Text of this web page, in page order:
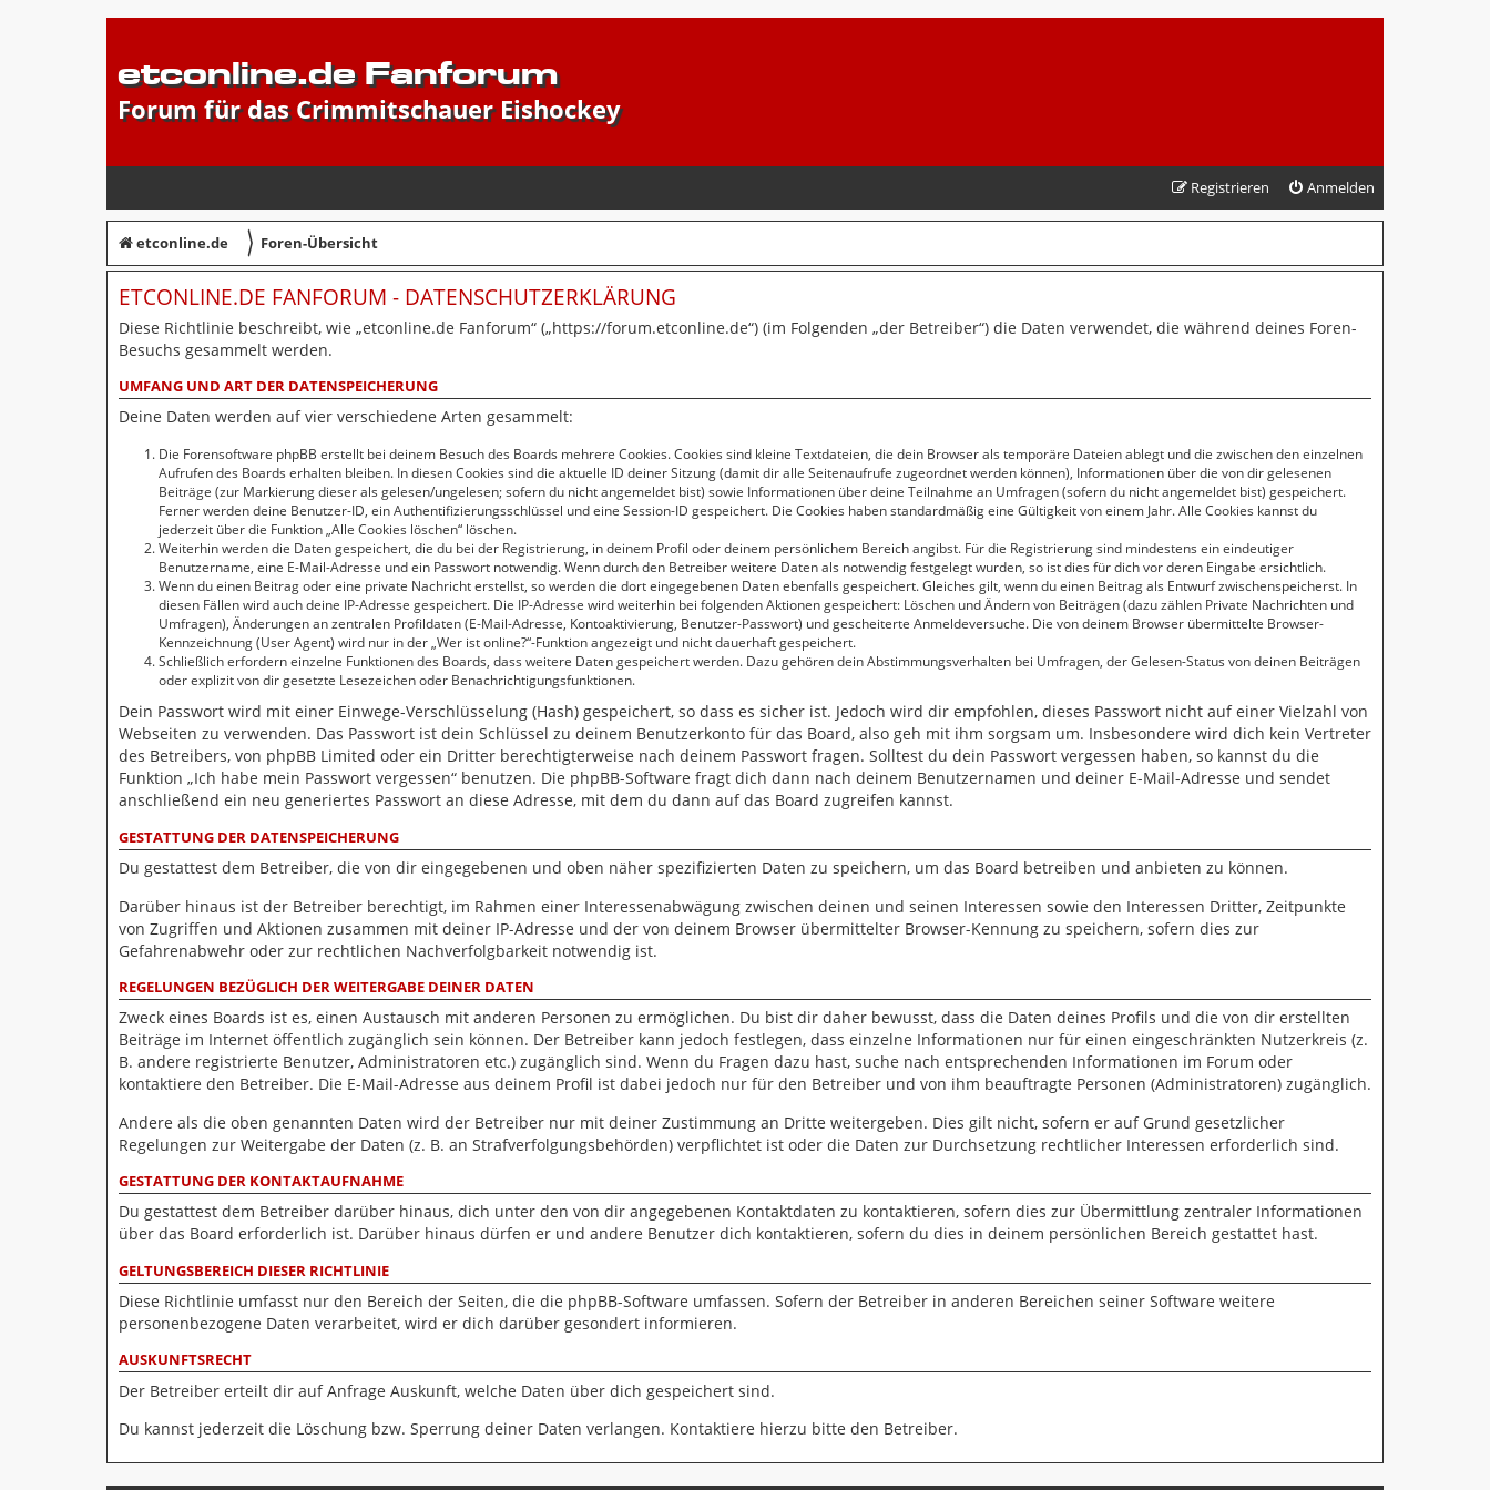
etconline.de Fanforum
Forum für das Crimmitschauer Eishockey
Anmelden
Registrieren
etconline.de 〉 Foren-Übersicht
ETCONLINE.DE FANFORUM - DATENSCHUTZERKLÄRUNG
Diese Richtlinie beschreibt, wie „etconline.de Fanforum“ („https://forum.etconline.de“) (im Folgenden „der Betreiber“) die Daten verwendet, die während deines Foren-
Besuchs gesammelt werden.
UMFANG UND ART DER DATENSPEICHERUNG
Deine Daten werden auf vier verschiedene Arten gesammelt:
Die Forensoftware phpBB erstellt bei deinem Besuch des Boards mehrere Cookies. Cookies sind kleine Textdateien, die dein Browser als temporäre Dateien ablegt und die zwischen den einzelnen
Aufrufen des Boards erhalten bleiben. In diesen Cookies sind die aktuelle ID deiner Sitzung (damit dir alle Seitenaufrufe zugeordnet werden können), Informationen über die von dir gelesenen
Beiträge (zur Markierung dieser als gelesen/ungelesen; sofern du nicht angemeldet bist) sowie Informationen über deine Teilnahme an Umfragen (sofern du nicht angemeldet bist) gespeichert.
Ferner werden deine Benutzer-ID, ein Authentifizierungsschlüssel und eine Session-ID gespeichert. Die Cookies haben standardmäßig eine Gültigkeit von einem Jahr. Alle Cookies kannst du
jederzeit über die Funktion „Alle Cookies löschen“ löschen.
Weiterhin werden die Daten gespeichert, die du bei der Registrierung, in deinem Profil oder deinem persönlichem Bereich angibst. Für die Registrierung sind mindestens ein eindeutiger
Benutzername, eine E-Mail-Adresse und ein Passwort notwendig. Wenn durch den Betreiber weitere Daten als notwendig festgelegt wurden, so ist dies für dich vor deren Eingabe ersichtlich.
Wenn du einen Beitrag oder eine private Nachricht erstellst, so werden die dort eingegebenen Daten ebenfalls gespeichert. Gleiches gilt, wenn du einen Beitrag als Entwurf zwischenspeicherst. In
diesen Fällen wird auch deine IP-Adresse gespeichert. Die IP-Adresse wird weiterhin bei folgenden Aktionen gespeichert: Löschen und Ändern von Beiträgen (dazu zählen Private Nachrichten und
Umfragen), Änderungen an zentralen Profildaten (E-Mail-Adresse, Kontoaktivierung, Benutzer-Passwort) und gescheiterte Anmeldeversuche. Die von deinem Browser übermittelte Browser-
Kennzeichnung (User Agent) wird nur in der „Wer ist online?“-Funktion angezeigt und nicht dauerhaft gespeichert.
Schließlich erfordern einzelne Funktionen des Boards, dass weitere Daten gespeichert werden. Dazu gehören dein Abstimmungsverhalten bei Umfragen, der Gelesen-Status von deinen Beiträgen
oder explizit von dir gesetzte Lesezeichen oder Benachrichtigungsfunktionen.
Dein Passwort wird mit einer Einwege-Verschlüsselung (Hash) gespeichert, so dass es sicher ist. Jedoch wird dir empfohlen, dieses Passwort nicht auf einer Vielzahl von
Webseiten zu verwenden. Das Passwort ist dein Schlüssel zu deinem Benutzerkonto für das Board, also geh mit ihm sorgsam um. Insbesondere wird dich kein Vertreter
des Betreibers, von phpBB Limited oder ein Dritter berechtigterweise nach deinem Passwort fragen. Solltest du dein Passwort vergessen haben, so kannst du die
Funktion „Ich habe mein Passwort vergessen“ benutzen. Die phpBB-Software fragt dich dann nach deinem Benutzernamen und deiner E-Mail-Adresse und sendet
anschließend ein neu generiertes Passwort an diese Adresse, mit dem du dann auf das Board zugreifen kannst.
GESTATTUNG DER DATENSPEICHERUNG
Du gestattest dem Betreiber, die von dir eingegebenen und oben näher spezifizierten Daten zu speichern, um das Board betreiben und anbieten zu können.
Darüber hinaus ist der Betreiber berechtigt, im Rahmen einer Interessenabwägung zwischen deinen und seinen Interessen sowie den Interessen Dritter, Zeitpunkte
von Zugriffen und Aktionen zusammen mit deiner IP-Adresse und der von deinem Browser übermittelter Browser-Kennung zu speichern, sofern dies zur
Gefahrenabwehr oder zur rechtlichen Nachverfolgbarkeit notwendig ist.
REGELUNGEN BEZÜGLICH DER WEITERGABE DEINER DATEN
Zweck eines Boards ist es, einen Austausch mit anderen Personen zu ermöglichen. Du bist dir daher bewusst, dass die Daten deines Profils und die von dir erstellten
Beiträge im Internet öffentlich zugänglich sein können. Der Betreiber kann jedoch festlegen, dass einzelne Informationen nur für einen eingeschränkten Nutzerkreis (z.
B. andere registrierte Benutzer, Administratoren etc.) zugänglich sind. Wenn du Fragen dazu hast, suche nach entsprechenden Informationen im Forum oder
kontaktiere den Betreiber. Die E-Mail-Adresse aus deinem Profil ist dabei jedoch nur für den Betreiber und von ihm beauftragte Personen (Administratoren) zugänglich.
Andere als die oben genannten Daten wird der Betreiber nur mit deiner Zustimmung an Dritte weitergeben. Dies gilt nicht, sofern er auf Grund gesetzlicher
Regelungen zur Weitergabe der Daten (z. B. an Strafverfolgungsbehörden) verpflichtet ist oder die Daten zur Durchsetzung rechtlicher Interessen erforderlich sind.
GESTATTUNG DER KONTAKTAUFNAHME
Du gestattest dem Betreiber darüber hinaus, dich unter den von dir angegebenen Kontaktdaten zu kontaktieren, sofern dies zur Übermittlung zentraler Informationen
über das Board erforderlich ist. Darüber hinaus dürfen er und andere Benutzer dich kontaktieren, sofern du dies in deinem persönlichen Bereich gestattet hast.
GELTUNGSBEREICH DIESER RICHTLINIE
Diese Richtlinie umfasst nur den Bereich der Seiten, die die phpBB-Software umfassen. Sofern der Betreiber in anderen Bereichen seiner Software weitere
personenbezogene Daten verarbeitet, wird er dich darüber gesondert informieren.
AUSKUNFTSRECHT
Der Betreiber erteilt dir auf Anfrage Auskunft, welche Daten über dich gespeichert sind.
Du kannst jederzeit die Löschung bzw. Sperrung deiner Daten verlangen. Kontaktiere hierzu bitte den Betreiber.